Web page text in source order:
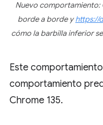
Nuevo
borde a borde yhttps://
cómo la barbilla inferior
Este
comportamiento
Chrome 135.